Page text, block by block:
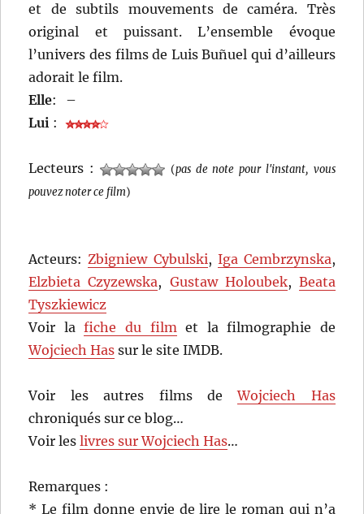
et de subtils mouvements de caméra. Très
original et puissant. L’ensemble évoque
l’univers des films de Luis Buñuel qui d’ailleurs
adorait le film.
Elle:
–
Lui :
Lecteurs : (pas de note pour l'instant, vous
pouvez noter ce film)
Acteurs:Zbigniew Cybulski, Iga Cembrzynska,
Elzbieta Czyzewska, Gustaw Holoubek, Beata
Tyszkiewicz
Voir lafiche du filmet la filmographie de
Wojciech Has sur le site IMDB.
Voir les autres films deWojciech Has
chroniqués sur ce blog…
Voir leslivres sur Wojciech Has…
Remarques :
* Le film donne envie de lire le roman qui n’a